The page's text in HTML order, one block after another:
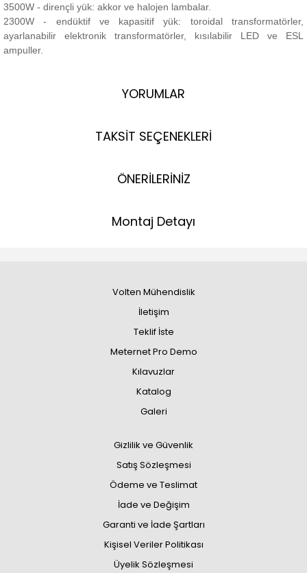
3500W - dirençli yük: akkor ve halojen lambalar.
2300W - endüktif ve kapasitif yük: toroidal transformatörler,
ayarlanabilir elektronik transformatörler, kısılabilir LED ve ESL
ampuller.
YORUMLAR
TAKSİT SEÇENEKLERİ
ÖNERİLERİNİZ
Montaj Detayı
Volten Mühendislik
İletişim
Teklif İste
Meternet Pro Demo
Kılavuzlar
Katalog
Galeri
Gizlilik ve Güvenlik
Satış Sözleşmesi
Ödeme ve Teslimat
İade ve Değişim
Garanti ve İade Şartları
Kişisel Veriler Politikası
Üyelik Sözleşmesi